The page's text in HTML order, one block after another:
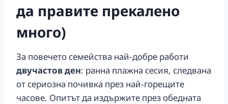
да правите прекалено
много)
За повечето семейства най‑добре работи
двучастов ден: ранна плажна сесия, следвана
от сериозна почивка през най‑горещите
часове. Опитът да издържите през обедната